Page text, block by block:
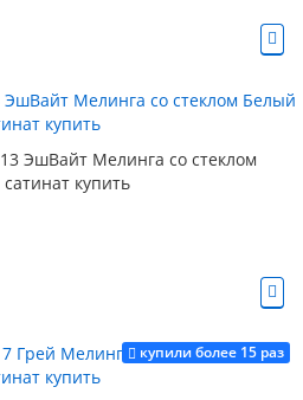
ЭшВайт Мелинга со стеклом
купить
купили более 15 раз